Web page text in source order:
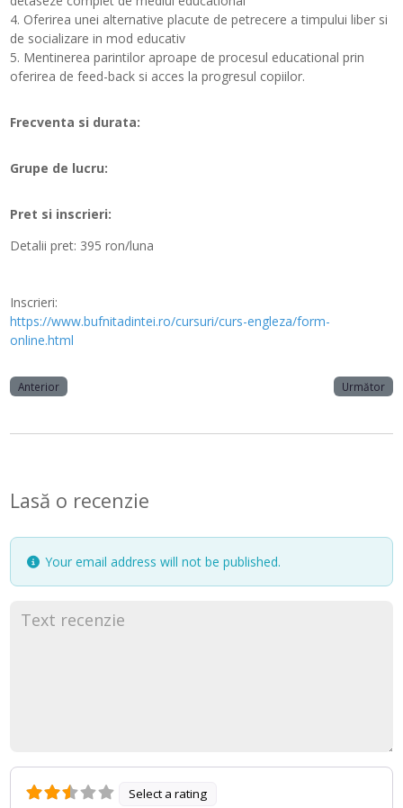
4. Oferirea unei alternative placute de petrecere a timpului liber si
de socializare in mod educativ
5. Mentinerea parintilor aproape de procesul educational prin
oferirea de feed-back si acces la progresul copiilor.
Frecventa si durata:
Grupe de lucru:
Pret si inscrieri:
Detalii pret: 395 ron/luna
Inscrieri:
https://www.bufnitadintei.ro/cursuri/curs-engleza/form-
online.html
Anterior Următor
Lasă o recenzie
Your email address will not be published.
Select a rating